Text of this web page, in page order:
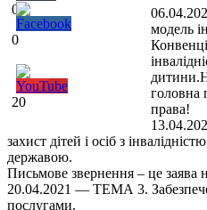
0
0
20
модель
головна
права!
захист дітей і осіб з
державою.
Письмове звернення – це заява
20.04.2021 — ТЕМА 3.
послугами.